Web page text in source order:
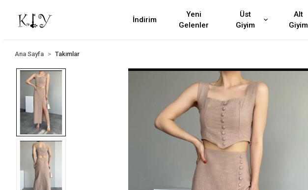
İndirim
Yeni
Gelenler
Üst
Giyim
Alt
Giyim
Ana Sayfa Takımlar